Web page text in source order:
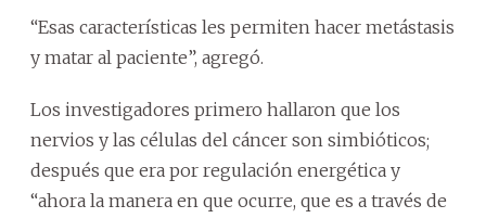
“Esas características les permiten hacer metástasis
y matar al paciente”, agregó.
Los investigadores primero hallaron que los
nervios y las células del cáncer son simbióticos;
después que era por regulación energética y
“ahora la manera en que ocurre, que es a través de